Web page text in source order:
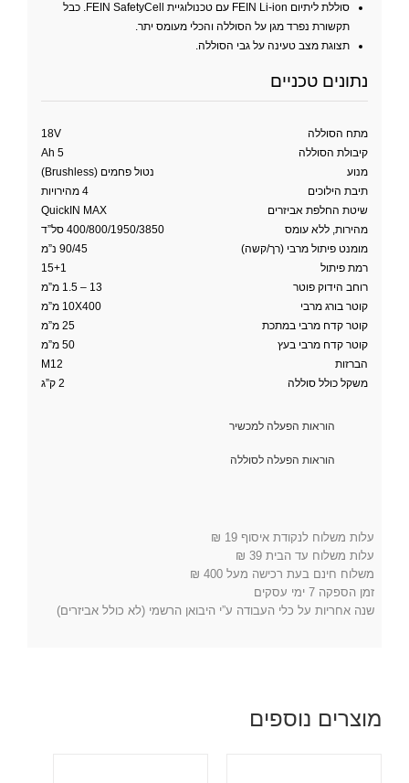
סוללת ליתיום FEIN Li-ion עם טכנולוגיית FEIN SafetyCell. כבל
תקשורת נפרד מגן על הסוללה והכלי מעומס יתר.
תצוגת מצב טעינה על גבי הסוללה.
נתונים טכניים
18V
מתח הסוללה
5 Ah
קיבולת הסוללה
נטול פחמים (Brushless)
מנוע
4 מהירויות
תיבת הילוכים
QuickIN MAX
שיטת החלפת אביזרים
400/800/1950/3850 סל”ד
מהירות, ללא עומס
90/45 נ”מ
מומנט פיתול מרבי (רך/קשה)
15+1
רמת פיתול
13 – 1.5 מ”מ
רוחב הידוק פוטר
10X400 מ”מ
קוטר בורג מרבי
25 מ”מ
קוטר קדח מרבי במתכת
50 מ”מ
קוטר קדח מרבי בעץ
M12
הברזות
2 ק”ג
משקל כולל סוללה
הוראות הפעלה למכשיר
הוראות הפעלה לסוללה
עלות משלוח לנקודת איסוף 19 ₪
עלות משלוח עד הבית 39 ₪
משלוח חינם בעת רכישה מעל 400 ₪
זמן הספקה 7 ימי עסקים
שנה אחריות על כלי העבודה ע”י היבואן הרשמי (לא כולל אביזרים)
מוצרים נוספים